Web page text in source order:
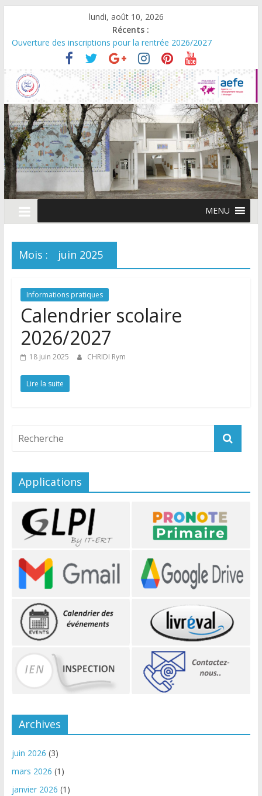
lundi, août 10, 2026
Récents :
Ouverture des inscriptions pour la rentrée 2026/2027
Rentrée scolaire 2026/2027
Scolarité en maternelle : Réduction exceptionnelle des frais de
première inscription pour la rentrée
Campagne de changement d’établissement
Journée Portes Ouvertes – Vendredi 06 mars 2026
MENU
Mois : juin 2025
Informations pratiques
Calendrier scolaire
2026/2027
18 juin 2025 CHRIDI Rym
Lire la suite
Applications
Archives
juin 2026 (3)
mars 2026 (1)
janvier 2026 (1)